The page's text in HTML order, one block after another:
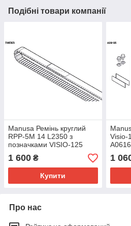
Подібні товари компанії
Manusa Ремінь круглий
RPP-5M 14 L2350 з
позначками VISIO-125
(арт. SMCI23-E)
1 600 ₴
Купити
Visio-
1
Про нас